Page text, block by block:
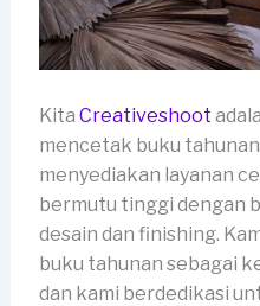
Kita Creativeshoot
mencetak buku
menyediakan layanan
bermutu tinggi dengan
desain dan finishing.
buku tahunan sebagai
dan kami berdedikasi